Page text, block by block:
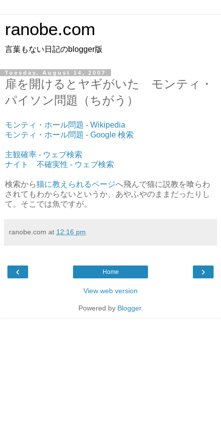
ranobe.com
言葉もない日記のblogger版
Tuesday, August 14, 2007
扉を開けるとヤギがいた モンティ・
パイソン問題（ちがう）
モンティ・ホール問題 - Wikipedia
モンティ・ホール問題 - Google 検索
主観確率 - ウェブ検索
ナイト 不確実性 - ウェブ検索
検索から猫に教えられるページへ飛んで猫に説教を喰らわ
されてもわからないというか、あやふやのままだったりし
て。そこでは魚ですが。
ranobe.com at 12:16 pm
‹ ›
Home
View web version
Powered by Blogger.